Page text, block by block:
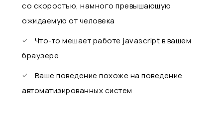
со скоростью, намного превышающую
ожидаемую от человека
Что-то мешает работе javascript в вашем
браузере
Ваше поведение похоже на поведение
автоматизированных систем